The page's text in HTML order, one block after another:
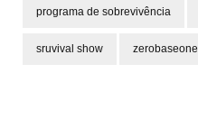
programa de sobrevivência
sruvival show zerobaseone